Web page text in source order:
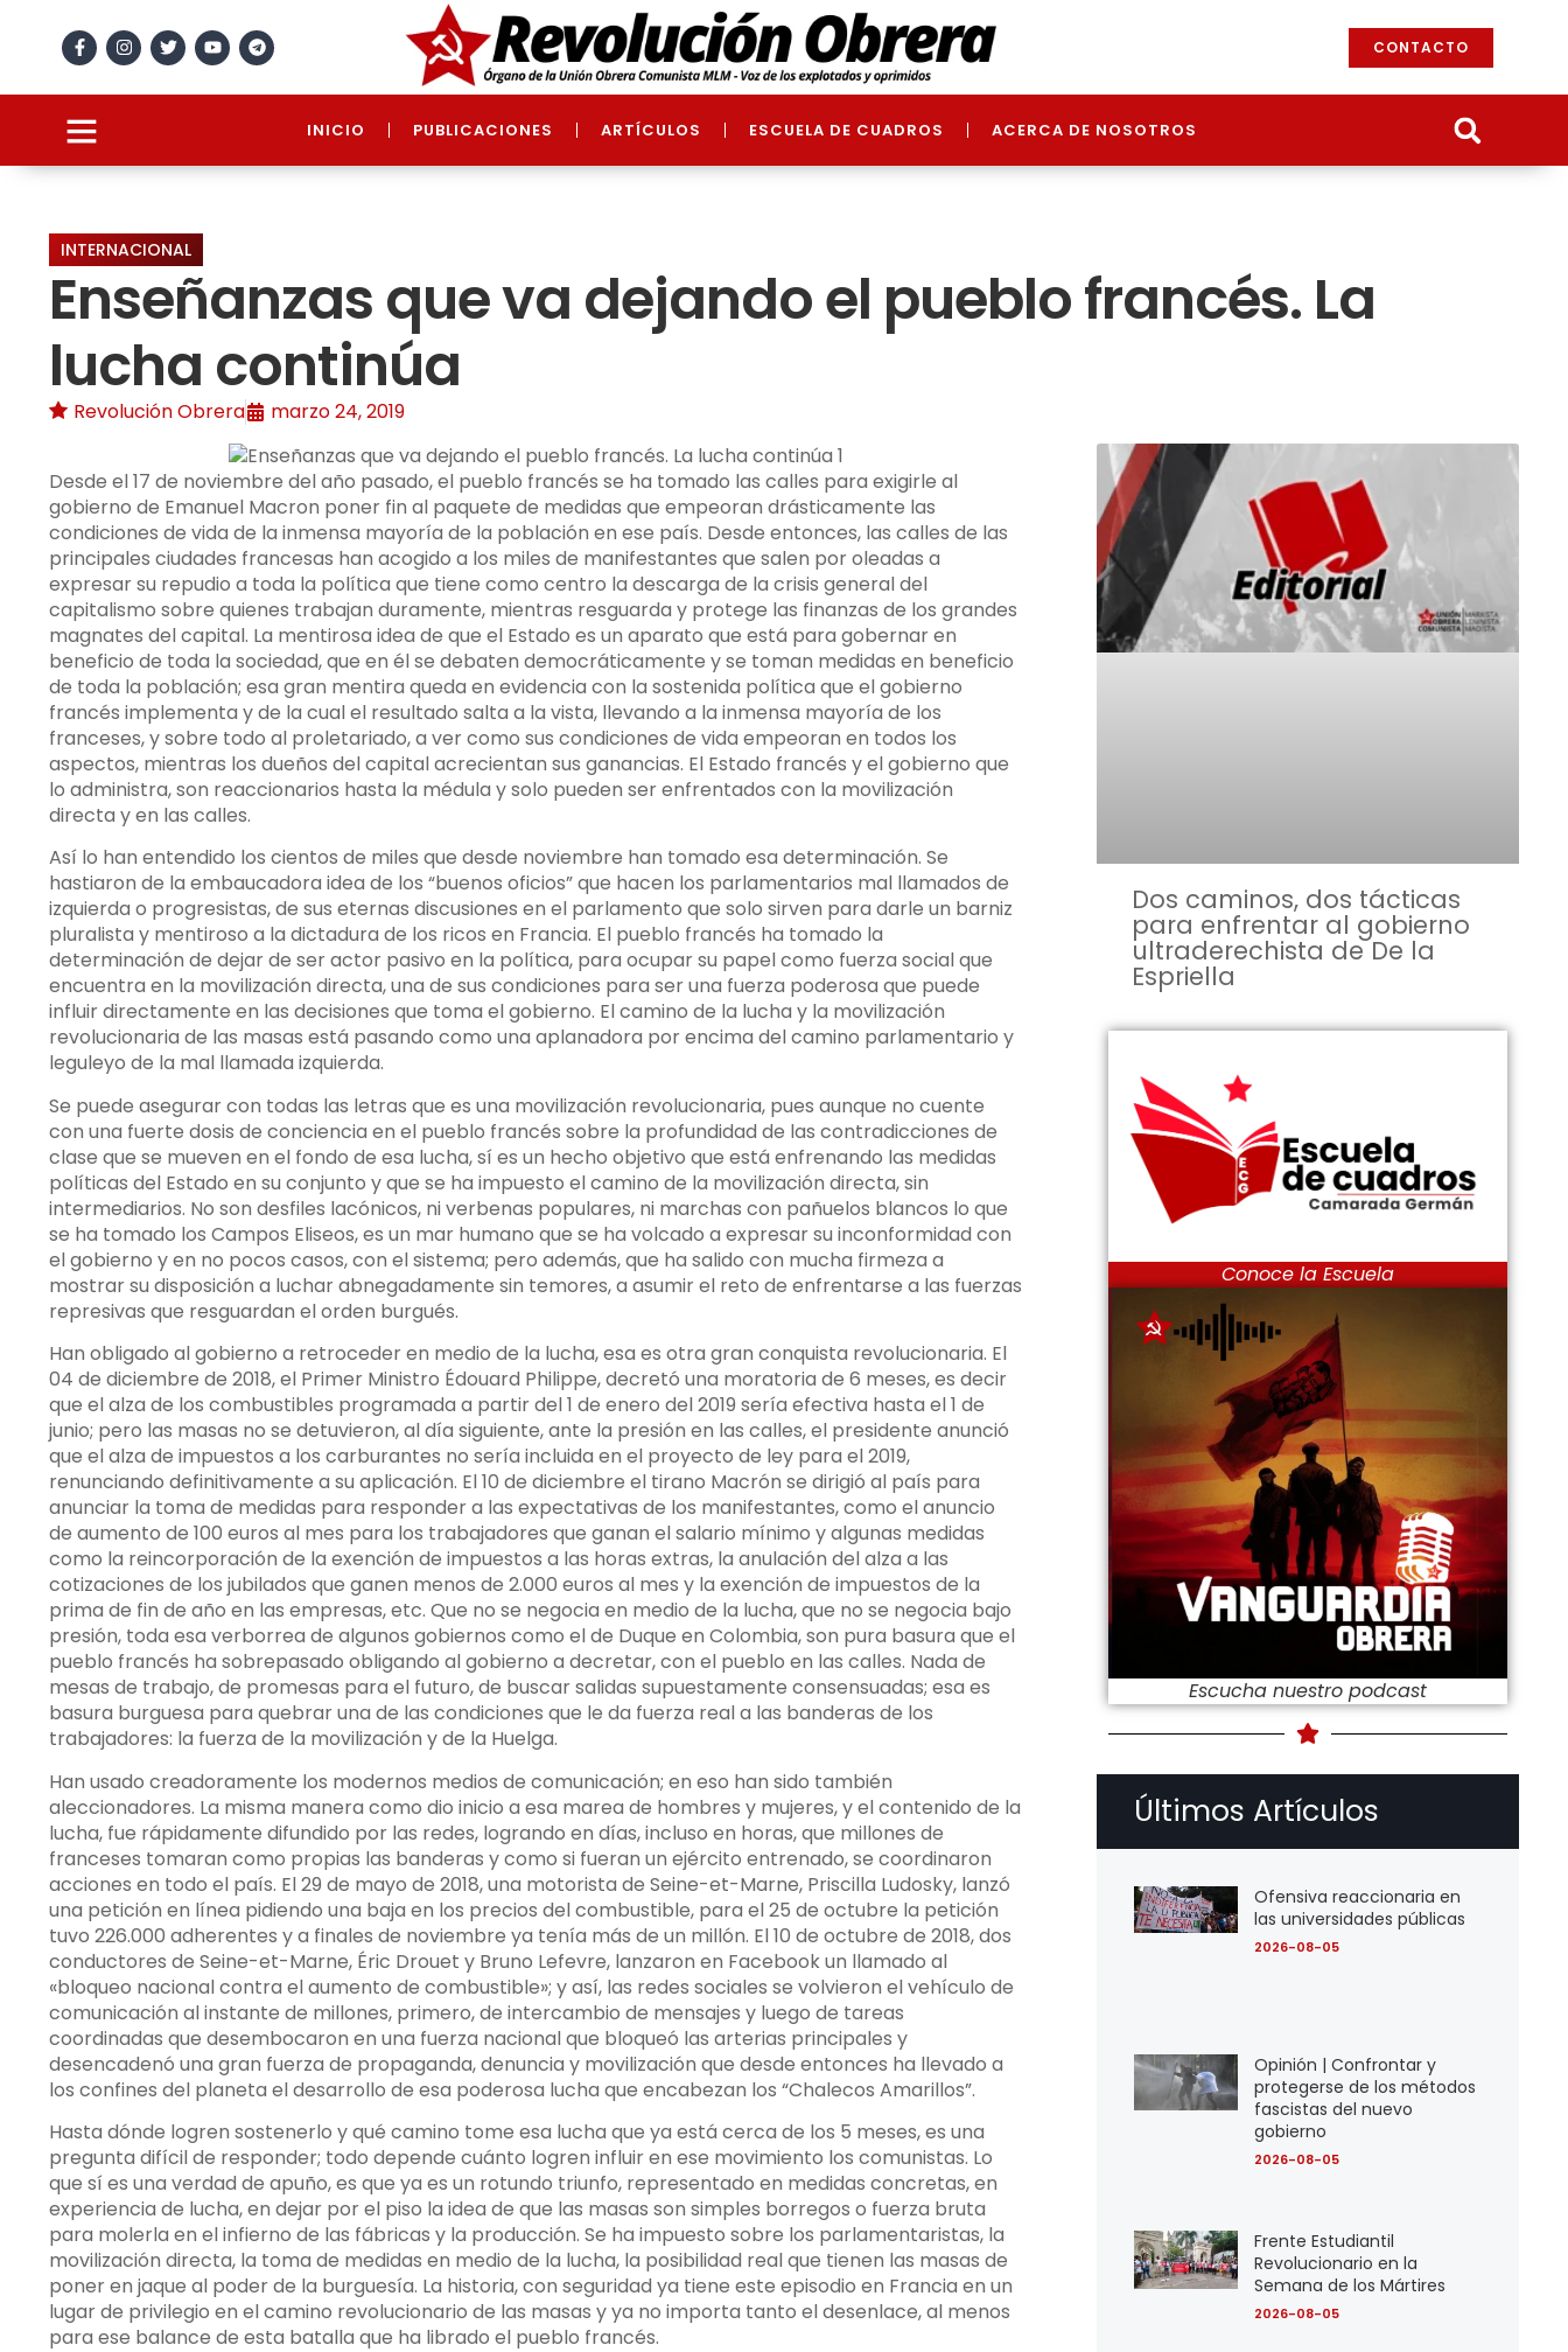
CONTACTO
INICIO PUBLICACIONES ARTÍCULOS ESCUELA DE CUADROS ACERCA DE NOSOTROS
INTERNACIONAL
Enseñanzas que va dejando el pueblo francés. La
lucha continúa
Revolución Obrera marzo 24, 2019
Desde el 17 de noviembre del año pasado, el pueblo francés se ha tomado las calles para exigirle al
gobierno de Emanuel Macron poner fin al paquete de medidas que empeoran drásticamente las
condiciones de vida de la inmensa mayoría de la población en ese país. Desde entonces, las calles de las
principales ciudades francesas han acogido a los miles de manifestantes que salen por oleadas a
expresar su repudio a toda la política que tiene como centro la descarga de la crisis general del
capitalismo sobre quienes trabajan duramente, mientras resguarda y protege las finanzas de los grandes
magnates del capital. La mentirosa idea de que el Estado es un aparato que está para gobernar en
beneficio de toda la sociedad, que en él se debaten democráticamente y se toman medidas en beneficio
de toda la población; esa gran mentira queda en evidencia con la sostenida política que el gobierno
francés implementa y de la cual el resultado salta a la vista, llevando a la inmensa mayoría de los
franceses, y sobre todo al proletariado, a ver como sus condiciones de vida empeoran en todos los
aspectos, mientras los dueños del capital acrecientan sus ganancias. El Estado francés y el gobierno que
lo administra, son reaccionarios hasta la médula y solo pueden ser enfrentados con la movilización
directa y en las calles.
Así lo han entendido los cientos de miles que desde noviembre han tomado esa determinación. Se
hastiaron de la embaucadora idea de los “buenos oficios” que hacen los parlamentarios mal llamados de
izquierda o progresistas, de sus eternas discusiones en el parlamento que solo sirven para darle un barniz
pluralista y mentiroso a la dictadura de los ricos en Francia. El pueblo francés ha tomado la
determinación de dejar de ser actor pasivo en la política, para ocupar su papel como fuerza social que
encuentra en la movilización directa, una de sus condiciones para ser una fuerza poderosa que puede
influir directamente en las decisiones que toma el gobierno. El camino de la lucha y la movilización
revolucionaria de las masas está pasando como una aplanadora por encima del camino parlamentario y
leguleyo de la mal llamada izquierda.
Se puede asegurar con todas las letras que es una movilización revolucionaria, pues aunque no cuente
con una fuerte dosis de conciencia en el pueblo francés sobre la profundidad de las contradicciones de
clase que se mueven en el fondo de esa lucha, sí es un hecho objetivo que está enfrenando las medidas
políticas del Estado en su conjunto y que se ha impuesto el camino de la movilización directa, sin
intermediarios. No son desfiles lacónicos, ni verbenas populares, ni marchas con pañuelos blancos lo que
se ha tomado los Campos Eliseos, es un mar humano que se ha volcado a expresar su inconformidad con
el gobierno y en no pocos casos, con el sistema; pero además, que ha salido con mucha firmeza a
mostrar su disposición a luchar abnegadamente sin temores, a asumir el reto de enfrentarse a las fuerzas
represivas que resguardan el orden burgués.
Han obligado al gobierno a retroceder en medio de la lucha, esa es otra gran conquista revolucionaria. El
04 de diciembre de 2018, el Primer Ministro Édouard Philippe, decretó una moratoria de 6 meses, es decir
que el alza de los combustibles programada a partir del 1 de enero del 2019 sería efectiva hasta el 1 de
junio; pero las masas no se detuvieron, al día siguiente, ante la presión en las calles, el presidente anunció
que el alza de impuestos a los carburantes no sería incluida en el proyecto de ley para el 2019,
renunciando definitivamente a su aplicación. El 10 de diciembre el tirano Macrón se dirigió al país para
anunciar la toma de medidas para responder a las expectativas de los manifestantes, como el anuncio
de aumento de 100 euros al mes para los trabajadores que ganan el salario mínimo y algunas medidas
como la reincorporación de la exención de impuestos a las horas extras, la anulación del alza a las
cotizaciones de los jubilados que ganen menos de 2.000 euros al mes y la exención de impuestos de la
prima de fin de año en las empresas, etc. Que no se negocia en medio de la lucha, que no se negocia bajo
presión, toda esa verborrea de algunos gobiernos como el de Duque en Colombia, son pura basura que el
pueblo francés ha sobrepasado obligando al gobierno a decretar, con el pueblo en las calles. Nada de
mesas de trabajo, de promesas para el futuro, de buscar salidas supuestamente consensuadas; esa es
basura burguesa para quebrar una de las condiciones que le da fuerza real a las banderas de los
trabajadores: la fuerza de la movilización y de la Huelga.
Han usado creadoramente los modernos medios de comunicación; en eso han sido también
aleccionadores. La misma manera como dio inicio a esa marea de hombres y mujeres, y el contenido de la
lucha, fue rápidamente difundido por las redes, logrando en días, incluso en horas, que millones de
franceses tomaran como propias las banderas y como si fueran un ejército entrenado, se coordinaron
acciones en todo el país. El 29 de mayo de 2018, una motorista de Seine-et-Marne, Priscilla Ludosky, lanzó
una petición en línea pidiendo una baja en los precios del combustible, para el 25 de octubre la petición
tuvo 226.000 adherentes y a finales de noviembre ya tenía más de un millón. El 10 de octubre de 2018, dos
conductores de Seine-et-Marne, Éric Drouet y Bruno Lefevre, lanzaron en Facebook un llamado al
«bloqueo nacional contra el aumento de combustible»; y así, las redes sociales se volvieron el vehículo de
comunicación al instante de millones, primero, de intercambio de mensajes y luego de tareas
coordinadas que desembocaron en una fuerza nacional que bloqueó las arterias principales y
desencadenó una gran fuerza de propaganda, denuncia y movilización que desde entonces ha llevado a
los confines del planeta el desarrollo de esa poderosa lucha que encabezan los “Chalecos Amarillos”.
Hasta dónde logren sostenerlo y qué camino tome esa lucha que ya está cerca de los 5 meses, es una
pregunta difícil de responder; todo depende cuánto logren influir en ese movimiento los comunistas. Lo
que sí es una verdad de apuño, es que ya es un rotundo triunfo, representado en medidas concretas, en
experiencia de lucha, en dejar por el piso la idea de que las masas son simples borregos o fuerza bruta
para molerla en el infierno de las fábricas y la producción. Se ha impuesto sobre los parlamentaristas, la
movilización directa, la toma de medidas en medio de la lucha, la posibilidad real que tienen las masas de
poner en jaque al poder de la burguesía. La historia, con seguridad ya tiene este episodio en Francia en un
lugar de privilegio en el camino revolucionario de las masas y ya no importa tanto el desenlace, al menos
para ese balance de esta batalla que ha librado el pueblo francés.
Dos caminos, dos tácticas
para enfrentar al gobierno
ultraderechista de De la
Espriella
Conoce la Escuela
Escucha nuestro podcast
Últimos Artículos
Ofensiva reaccionaria en
las universidades públicas
2026-08-05
Opinión | Confrontar y
protegerse de los métodos
fascistas del nuevo
gobierno
2026-08-05
Frente Estudiantil
Revolucionario en la
Semana de los Mártires
2026-08-05